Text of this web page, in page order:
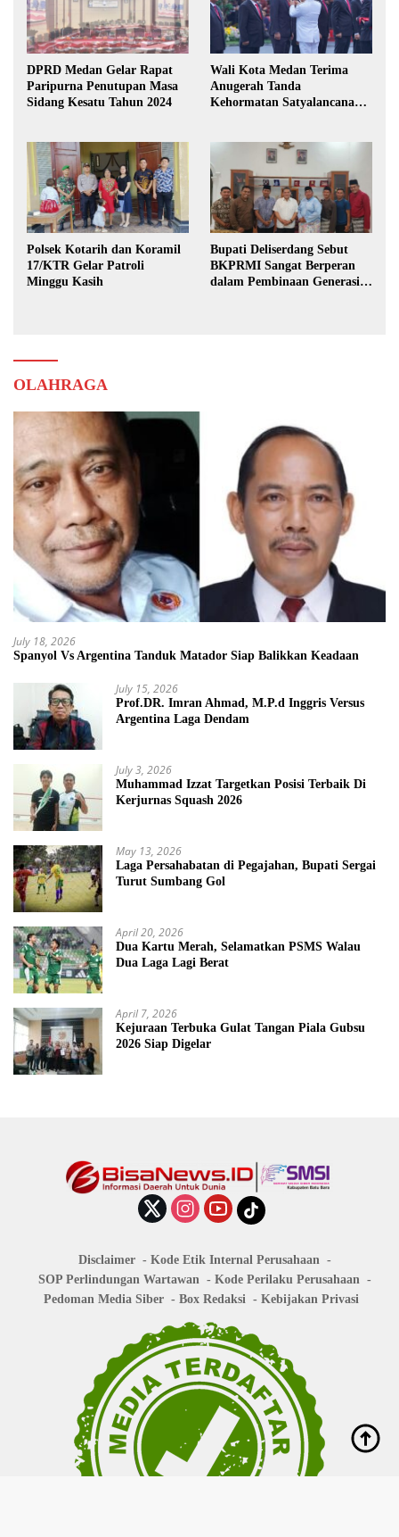
DPRD Medan Gelar Rapat
Paripurna Penutupan Masa
Sidang Kesatu Tahun 2024
Wali Kota Medan Terima
Anugerah Tanda
Kehormatan Satyalancana
Polsek Kotarih dan Koramil
17/KTR Gelar Patroli
Minggu Kasih
Bupati Deliserdang Sebut
BKPRMI Sangat Berperan
dalam Pembinaan Generasi
OLAHRAGA
July 18, 2026
Spanyol Vs Argentina Tanduk Matador Siap Balikkan Keadaan
July 15, 2026
Prof.DR. Imran Ahmad, M.P.d Inggris Versus
Argentina Laga Dendam
July 3, 2026
Muhammad Izzat Targetkan Posisi Terbaik Di
Kerjurnas Squash 2026
May 13, 2026
Laga Persahabatan di Pegajahan, Bupati Sergai
Turut Sumbang Gol
April 20, 2026
Dua Kartu Merah, Selamatkan PSMS Walau
Dua Laga Lagi Berat
April 7, 2026
Kejuraan Terbuka Gulat Tangan Piala Gubsu
2026 Siap Digelar
Disclaimer
Kode Etik Internal Perusahaan
SOP Perlindungan Wartawan
Kode Perilaku Perusahaan
Pedoman Media Siber
Box Redaksi Kebijakan Privasi